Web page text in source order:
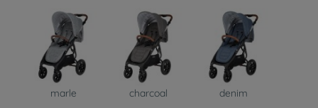
marle charcoal denim